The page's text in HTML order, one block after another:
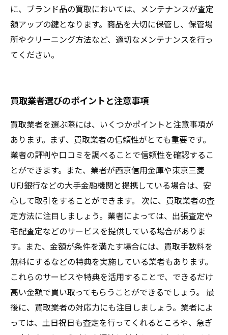
に、ブランド品の買取においては、メンテナンスが査定
額アップの鍵となります。商品を大切に保管し、保管場
所やクリーニング方法など、適切なメンテナンスを行っ
てください。
買取業者選びのポイントと注意事項
買取業者を選ぶ際には、いくつかポイントと注意事項が
あります。まず、買取業者の信頼性がとても重要です。
業者の評判や口コミを調べることで信頼性を確認するこ
とができます。また、業者が西京信用金庫や東京三菱
UFJ銀行などの大手金融機関と提携している場合は、安
心して取引をすることができます。 次に、買取業者の査
定方法に注目しましょう。業者によっては、出張査定や
宅配査定などのサービスを提供している場合がありま
す。また、金額が条件を満たす場合には、買取手数料を
無料にするなどの特典を実施している業者もあります。
これらのサービスや特典を活用することで、できるだけ
高い金額で買い取ってもらうことができるでしょう。 最
後に、買取業者の対応力にも注目しましょう。業者によ
っては、土日祝日も査定を行ってくれるところや、急ぎ